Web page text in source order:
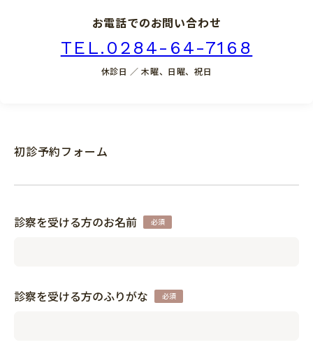
お電話でのお問い合わせ
TEL.0284-64-7168
休診日 ／ 木曜、日曜、祝日
初診予約フォーム
診察を受ける方のお名前
診察を受ける方のふりがな